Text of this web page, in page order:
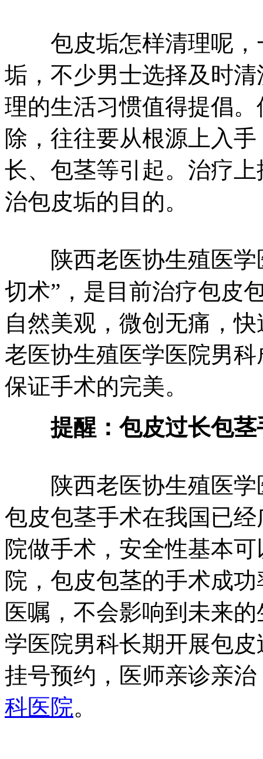
包皮垢怎样清理呢，
垢，不少男士选择及时
理的生活习惯值得提倡
除，往往要从根源上入
长、包茎等引起。治疗
治包皮垢的目的。
陕西老医协生殖医学
切术”，是目前治疗包皮
自然美观，微创无痛，
老医协生殖医学医院男
保证手术的完美。
提醒：包皮过长包
陕西老医协生殖医学
包皮包茎手术在我国已
院做手术，安全性基本
院，包皮包茎的手术成
医嘱，不会影响到未来
学医院男科长期开展包
挂号预约，医师亲诊亲
科医院。